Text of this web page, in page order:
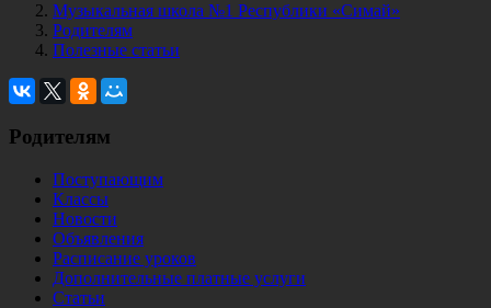
Музыкальная школа №1 Республики «Симай»
Родителям
Полезные статьи
Родителям
Поступающим
Классы
Новости
Объявления
Расписание уроков
Дополнительные платные услуги
Статьи